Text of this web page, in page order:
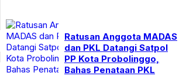
Ratusan Anggota MADAS
dan PKL Datangi Satpol
PP Kota Probolinggo,
Bahas Penataan PKL